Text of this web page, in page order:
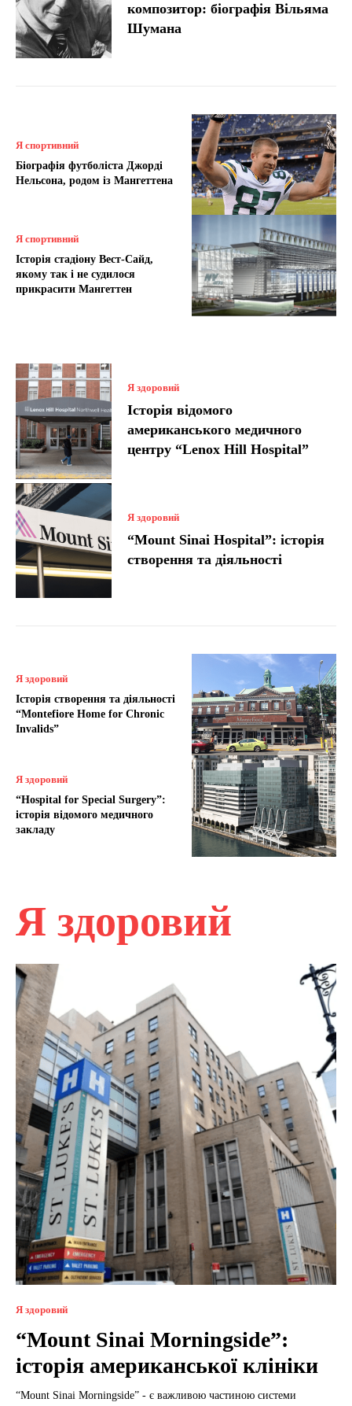
композитор: біографія Вільяма
Шумана
Я спортивний
Біографія футболіста Джорді
Нельсона, родом із Мангеттена
Я спортивний
Історія стадіону Вест-Сайд,
якому так і не судилося
прикрасити Мангеттен
Я здоровий
Історія відомого
американського медичного
центру “Lenox Hill Hospital”
Я здоровий
“Mount Sinai Hospital”: історія
створення та діяльності
Я здоровий
Історія створення та діяльності
“Montefiore Home for Chronic
Invalids”
Я здоровий
“Hospital for Special Surgery”:
історія відомого медичного
закладу
Я здоровий
Я здоровий
“Mount Sinai Morningside”:
історія американської клініки
“Mount Sinai Morningside” - є важливою частиною системи